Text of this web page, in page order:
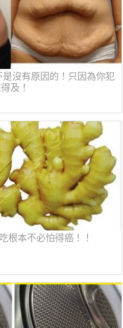
沒有原因的！只因為你犯
及！
根本不必怕得癌！！